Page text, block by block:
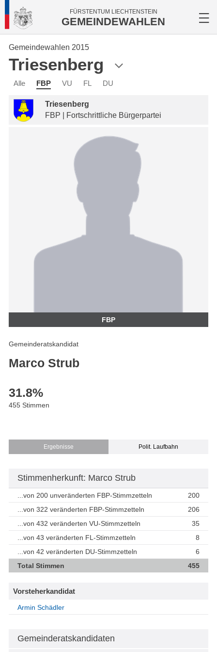
FÜRSTENTUM LIECHTENSTEIN
GEMEINDEWAHLEN
Gemeindewahlen 2015
Triesenberg
Alle FBP VU FL DU
Triesenberg
FBP | Fortschrittliche Bürgerpartei
FBP
Gemeinderatskandidat
Marco Strub
31.8%
455 Stimmen
Ergebnisse Polit. Laufbahn
Stimmenherkunft: Marco Strub
...von 200 unveränderten FBP-Stimmzetteln
200
...von 322 veränderten FBP-Stimmzetteln
206
...von 432 veränderten VU-Stimmzetteln
35
...von 43 veränderten FL-Stimmzetteln
8
...von 42 veränderten DU-Stimmzetteln
6
Total Stimmen
455
Vorsteherkandidat
Armin Schädler
Gemeinderatskandidaten